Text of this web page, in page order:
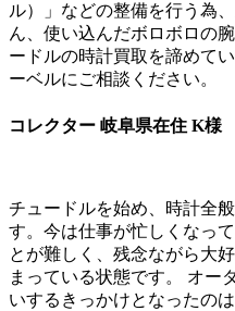
ル）」などの整備を行う為
ん、使い込んだボロボロの
ードルの時計買取を諦めて
ーベルにご相談ください。
コレクター 岐阜県在住 K様
チュードルを始め、時計全
す。今は仕事が忙しくなっ
とが難しく、残念ながら大
まっている状態です。 オー
いするきっかけとなったの